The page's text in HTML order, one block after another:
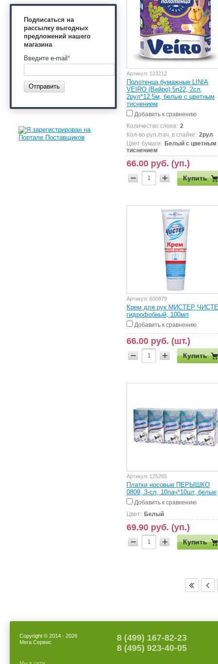
Подписаться на
рассылку выгодных
предложений нашего
магазина
Введите e-mail *
Отправить
Артикул: 123212
Полотенца бумажные LINIA
VEIRO (Вейро) 5п22, 2сл,
2рул*12.5м, белые с цветным
тиснением
Добавить к сравнению
Количество слоев: 2
Кол-во рул./пач. в спайке: 2рул
Цвет бумаги: Белый с цветным
тиснением
66.00 руб. (уп.)
Купить
Артикул: 600879
Крем для рук МИСТЕР
гидрофобный, 100мл
Добавить к сравнению
66.00 руб. (шт.)
Купить
Артикул: 125265
Платки носовые ПЕРЫШКО
0809, 3-сл, 10пач*10шт, белые
Добавить к сравнению
Цвет: Белый
69.90 руб. (уп.)
Купить
Copyright © 2014 - 2026
Мега Сервис
8 (499) 167-82-23
8 (495) 923-40-05